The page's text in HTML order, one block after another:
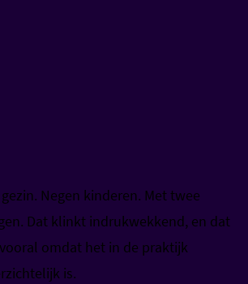
Negen kinderen. Met twee
Dat klinkt indrukwekkend, en dat
omdat het in de praktijk
is.